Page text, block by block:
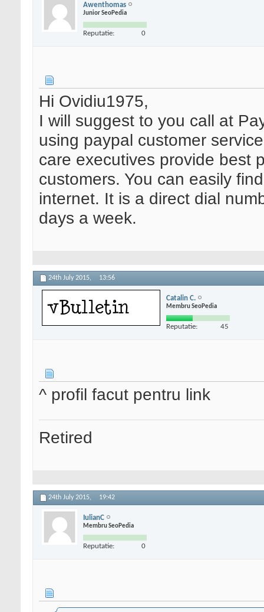
Awenthomas
Junior SeoPedia
Reputatie: 0
Hi Ovidiu1975,
I will suggest to you call at
using paypal customer
care executives provide best
customers. You can easily
internet. It is a direct dial
days a week.
24th July 2015, 13:56
Catalin C.
Membru SeoPedia
Reputatie: 45
^ profil facut pentru link
Retired
24th July 2015, 19:42
IulianC
Membru SeoPedia
Reputatie: 0